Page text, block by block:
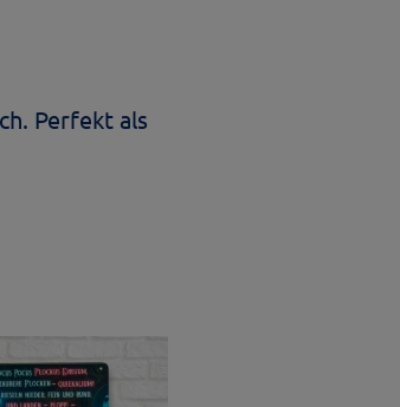
Perfekt als